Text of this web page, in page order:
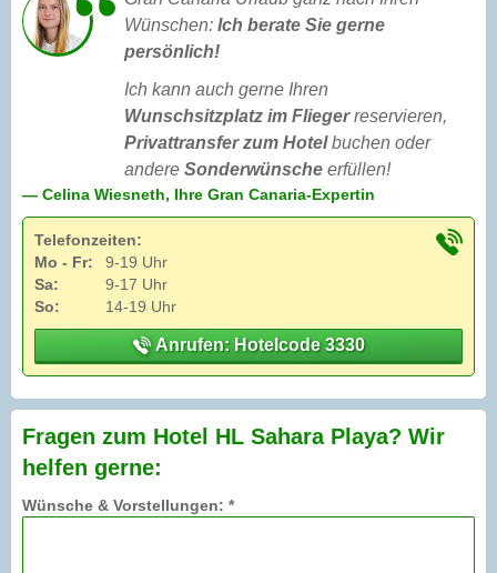
Wünschen: Ich berate Sie gerne
persönlich!
Ich kann auch gerne Ihren
Wunschsitzplatz im Fliegerreservieren,
Privattransfer zum Hotelbuchen oder
andere Sonderwünsche erfüllen!
— Celina Wiesneth, Ihre Gran Canaria-Expertin
Telefonzeiten:
Mo - Fr:
9-19 Uhr
Sa:
9-17 Uhr
So:
14-19 Uhr
Anrufen: Hotelcode 3330
Fragen zum Hotel HL Sahara Playa? Wir
helfen gerne:
Wünsche & Vorstellungen: *